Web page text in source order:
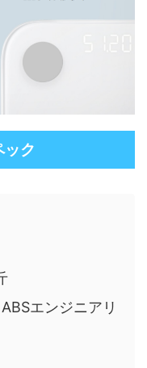
ック
エンジニアリ